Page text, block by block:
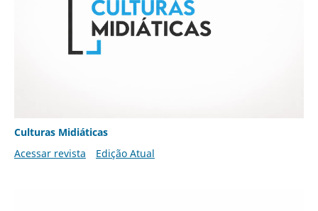
Culturas Midiáticas
Acessar revista
Edição Atual